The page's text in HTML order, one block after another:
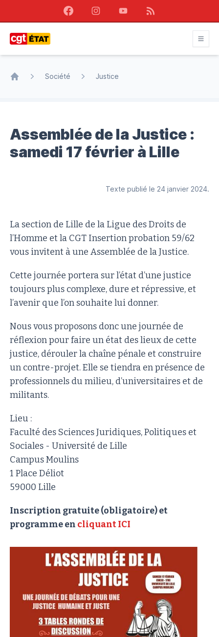
FacebookInstagramYoutubeRSS
Société Justice
Assemblée de la Justice :
samedi 17 février à Lille
Texte publié le 24 janvier 2024.
La section de Lille de la Ligue des Droits de
l’Homme et la CGT Insertion probation 59/62
vous invitent à une Assemblée de la Justice.
Cette journée portera sur l’état d’une justice
toujours plus complexe, dure et répressive, et
l’avenir que l’on souhaite lui donner.
Nous vous proposons donc une journée de
réflexion pour faire un état des lieux de cette
justice, dérouler la chaîne pénale et construire
un contre-projet. Elle se tiendra en présence de
professionnels du milieu, d’universitaires et de
militants.
Lieu :
Faculté des Sciences Juridiques, Politiques et
Sociales - Université de Lille
Campus Moulins
1 Place Déliot
59000 Lille
Inscription gratuite (obligatoire) et
programme en cliquant ICI